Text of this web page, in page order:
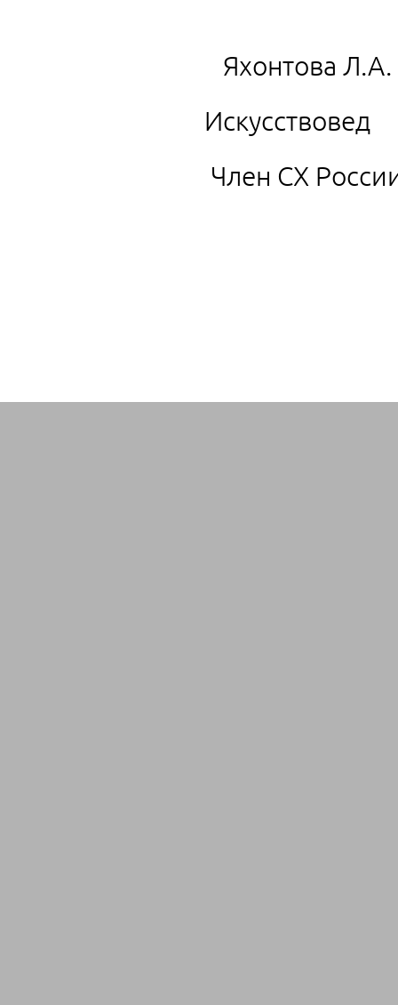
Яхонтова Л.А.
Искусствовед
Член СХ